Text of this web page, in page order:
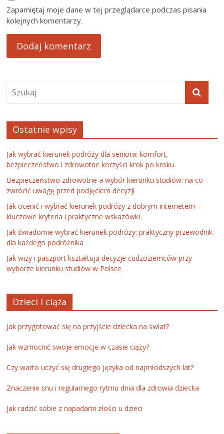
Zapamiętaj moje dane w tej przeglądarce podczas pisania
kolejnych komentarzy.
Ostatnie wpisy
Jak wybrać kierunek podróży dla seniora: komfort,
bezpieczeństwo i zdrowotne korzyści krok po kroku
Bezpieczeństwo zdrowotne a wybór kierunku studiów: na co
zwrócić uwagę przed podjęciem decyzji
Jak ocenić i wybrać kierunek podróży z dobrym internetem —
kluczowe kryteria i praktyczne wskazówki
Jak świadomie wybrać kierunek podróży: praktyczny przewodnik
dla każdego podróżnika
Jak wizy i paszport kształtują decyzje cudzoziemców przy
wyborze kierunku studiów w Polsce
Dzieci i ciąża
Jak przygotować się na przyjście dziecka na świat?
Jak wzmocnić swoje emocje w czasie ciąży?
Czy warto uczyć się drugiego języka od najmłodszych lat?
Znaczenie snu i regularnego rytmu dnia dla zdrowia dziecka
Jak radzić sobie z napadami złości u dzieci